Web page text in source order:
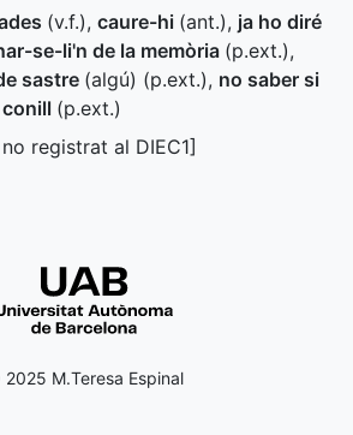
(v.f.), caure-hi (ant.), ja ho diré
se-li'n de la memòria (p.ext.),
sastre (algú) (p.ext.), no saber si
(p.ext.)
registrat al DIEC1]
M.Teresa Espinal